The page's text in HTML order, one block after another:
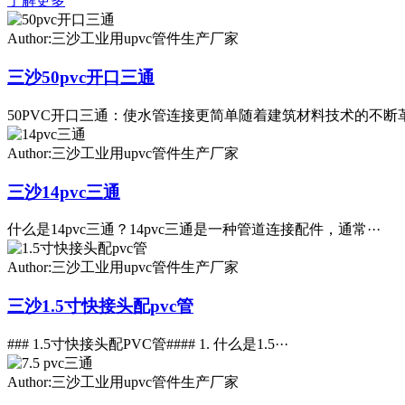
Author:三沙工业用upvc管件生产厂家
三沙50pvc开口三通
50PVC开口三通：使水管连接更简单随着建筑材料技术的不断
Author:三沙工业用upvc管件生产厂家
三沙14pvc三通
什么是14pvc三通？14pvc三通是一种管道连接配件，通常···
Author:三沙工业用upvc管件生产厂家
三沙1.5寸快接头配pvc管
### 1.5寸快接头配PVC管#### 1. 什么是1.5···
Author:三沙工业用upvc管件生产厂家